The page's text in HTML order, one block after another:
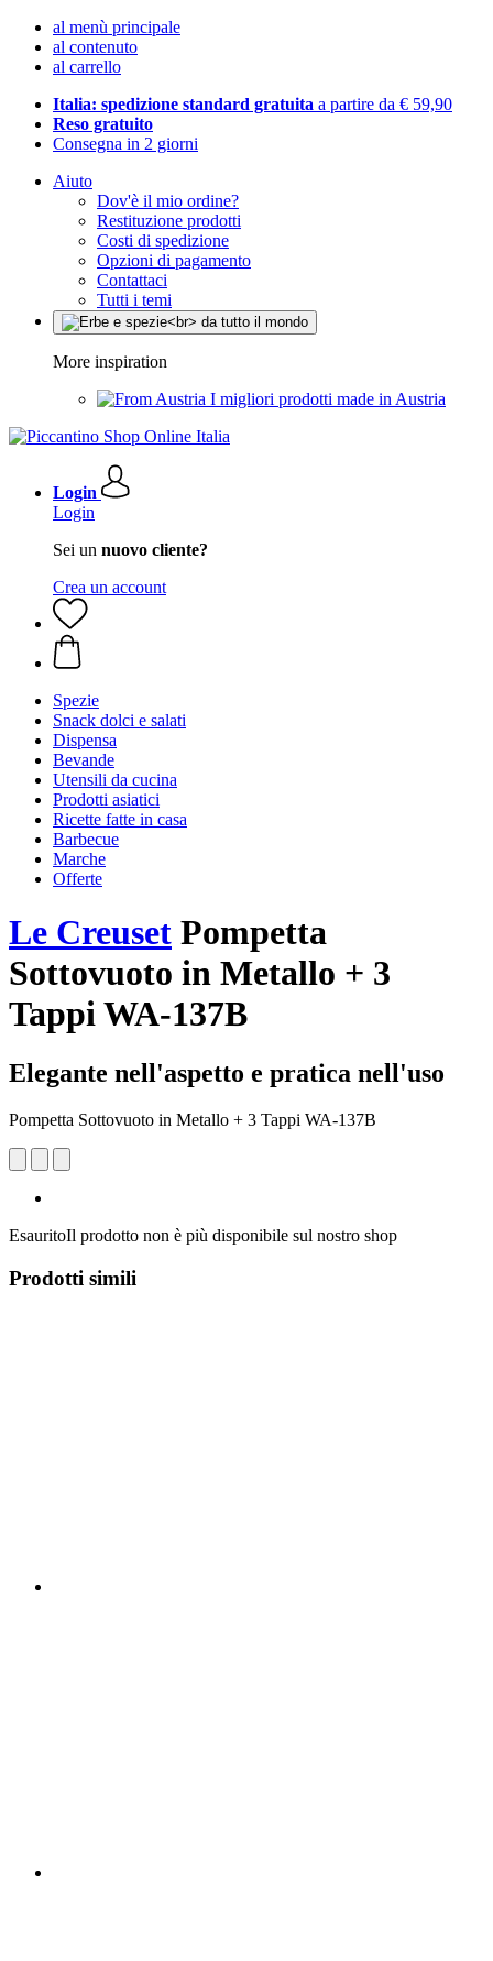
al menù principale
al contenuto
al carrello
Italia: spedizione standard gratuita a partire da € 59,90
Reso gratuito
Consegna in 2 giorni
Aiuto
Dov'è il mio ordine?
Restituzione prodotti
Costi di spedizione
Opzioni di pagamento
Contattaci
Tutti i temi
More inspiration
I migliori prodotti made in Austria
Login
Login
Sei un nuovo cliente?
Crea un account
Spezie
Snack dolci e salati
Dispensa
Bevande
Utensili da cucina
Prodotti asiatici
Ricette fatte in casa
Barbecue
Marche
Offerte
Le Creuset Pompetta
Sottovuoto in Metallo + 3
Tappi WA-137B
Elegante nell'aspetto e pratica nell'uso
Pompetta Sottovuoto in Metallo + 3 Tappi WA-137B
EsauritoIl prodotto non è più disponibile sul nostro shop
Prodotti simili